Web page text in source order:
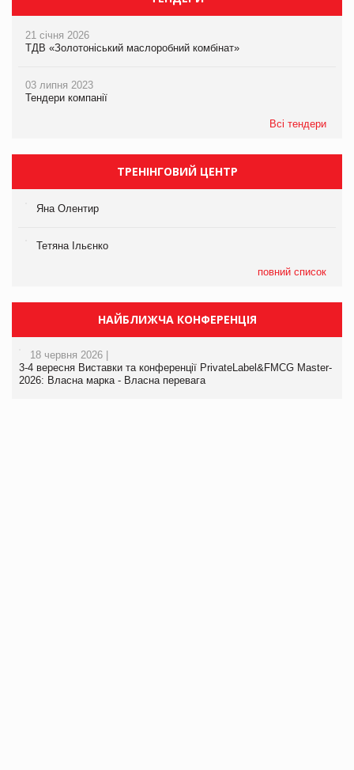
21 січня 2026
ТДВ «Золотоніський маслоробний комбінат»
03 липня 2023
Тендери компанії
Всі тендери
ТРЕНІНГОВИЙ ЦЕНТР
Яна Олентир
Тетяна Ільєнко
повний список
НАЙБЛИЖЧА КОНФЕРЕНЦІЯ
18 червня 2026 |
3-4 вересня Виставки та конференції PrivateLabel&FMCG Master-
2026: Власна марка - Власна перевага